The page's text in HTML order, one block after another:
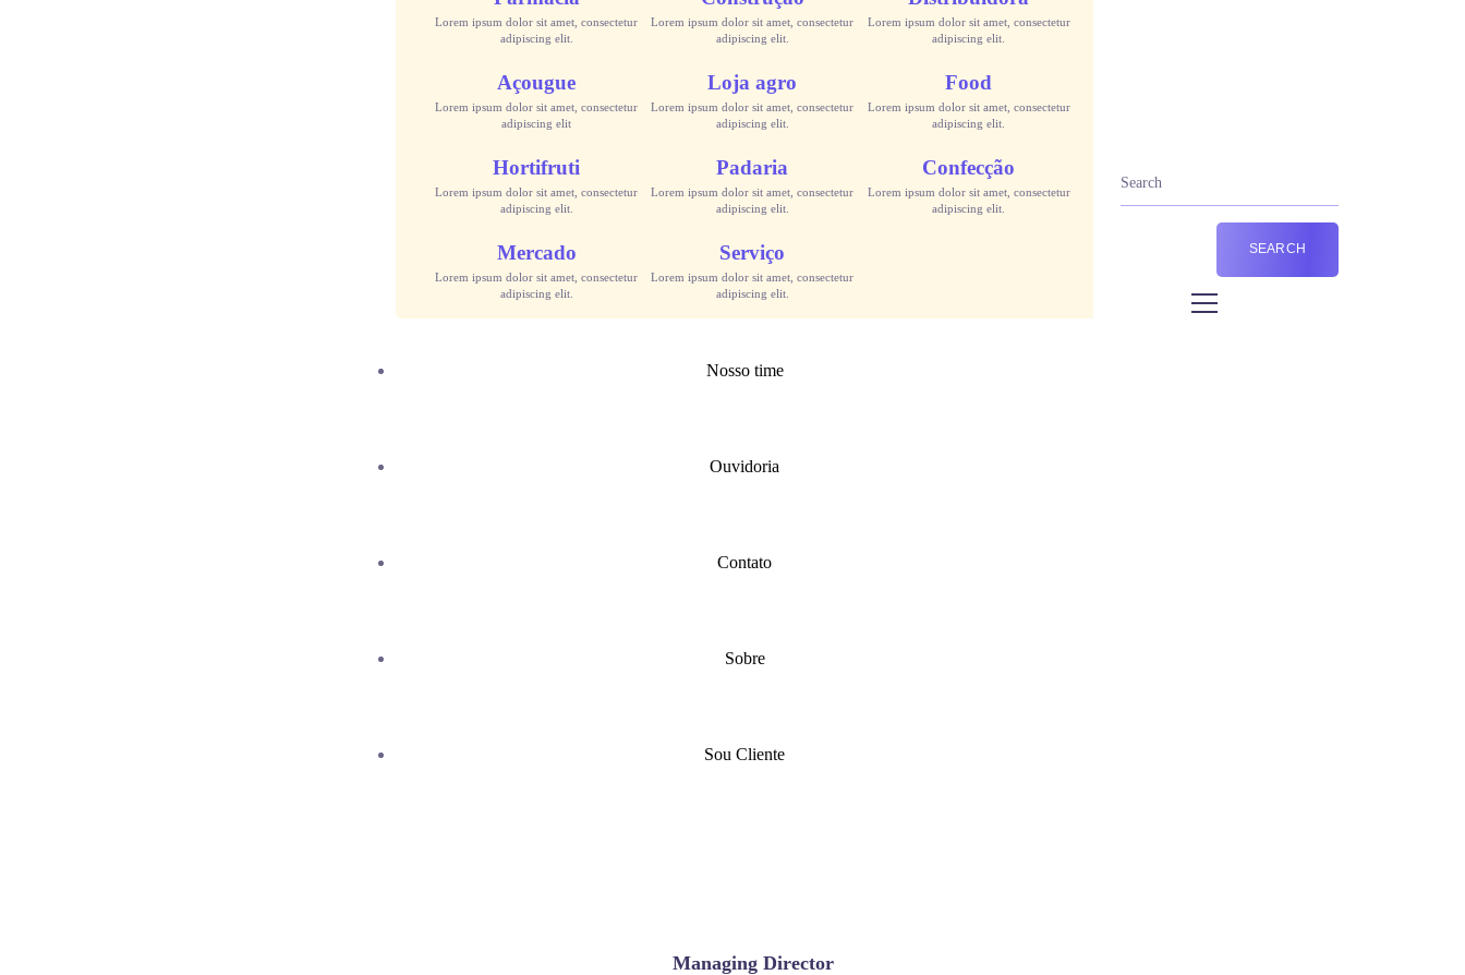
Lorem ipsum dolor sit amet, consectetur
adipiscing elit.
Açougue
Lorem ipsum dolor sit amet, consectetur
adipiscing elit
Hortifruti
Lorem ipsum dolor sit amet, consectetur
adipiscing elit.
Mercado
Lorem ipsum dolor sit amet, consectetur
adipiscing elit.
Lorem ipsum dolor sit amet, consectetur
adipiscing elit.
Loja agro
Lorem ipsum dolor sit amet, consectetur
adipiscing elit.
Padaria
Lorem ipsum dolor sit amet, consectetur
adipiscing elit.
Serviço
Lorem ipsum dolor sit amet, consectetur
adipiscing elit.
Lorem ipsum dolor sit amet, consectetur
adipiscing elit.
Food
Lorem ipsum dolor sit amet, consectetur
adipiscing elit.
Confecção
Lorem ipsum dolor sit amet, consectetur
adipiscing elit.
Nosso time
Ouvidoria
Contato
Sobre
Sou Cliente
Managing Director